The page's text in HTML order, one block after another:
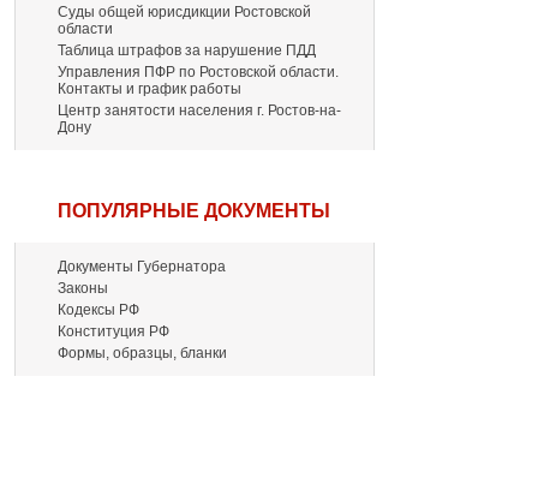
Суды общей юрисдикции Ростовской
области
Таблица штрафов за нарушение ПДД
Управления ПФР по Ростовской области.
Контакты и график работы
Центр занятости населения г. Ростов-на-
Дону
ПОПУЛЯРНЫЕ ДОКУМЕНТЫ
Документы Губернатора
Законы
Кодексы РФ
Конституция РФ
Формы, образцы, бланки